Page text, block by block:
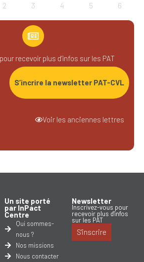
2 3 4 5 6
recevoir plus d’infos sur les PAT
S’incrire la newsletter PAT-CVL
Voir les anciennes lettres
Un site porté
par InPact
Centre
Qui sommes-
nous ?
Nos missions
Nous contacter
Newsletter
Inscrivez-vous pour
recevoir plus d'infos
sur les PAT
S'inscrire